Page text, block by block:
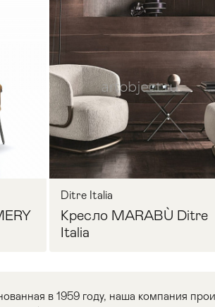
Ditre Italia
Кресло MARABÙ Ditre
Italia
в 1959 году, наша компания